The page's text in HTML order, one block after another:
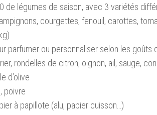
de légumes de saison, avec 3 variétés
courgettes, fenouil, carottes,
parfumer ou personnaliser selon les goûts
rondelles de citron, oignon, ail, sauge,
d’olive
poivre
à papillote (alu, papier cuisson…)